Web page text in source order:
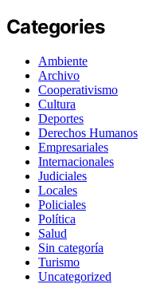
Categories
Ambiente
Archivo
Cooperativismo
Cultura
Deportes
Derechos Humanos
Empresariales
Internacionales
Judiciales
Locales
Policiales
Política
Salud
Sin categoría
Turismo
Uncategorized